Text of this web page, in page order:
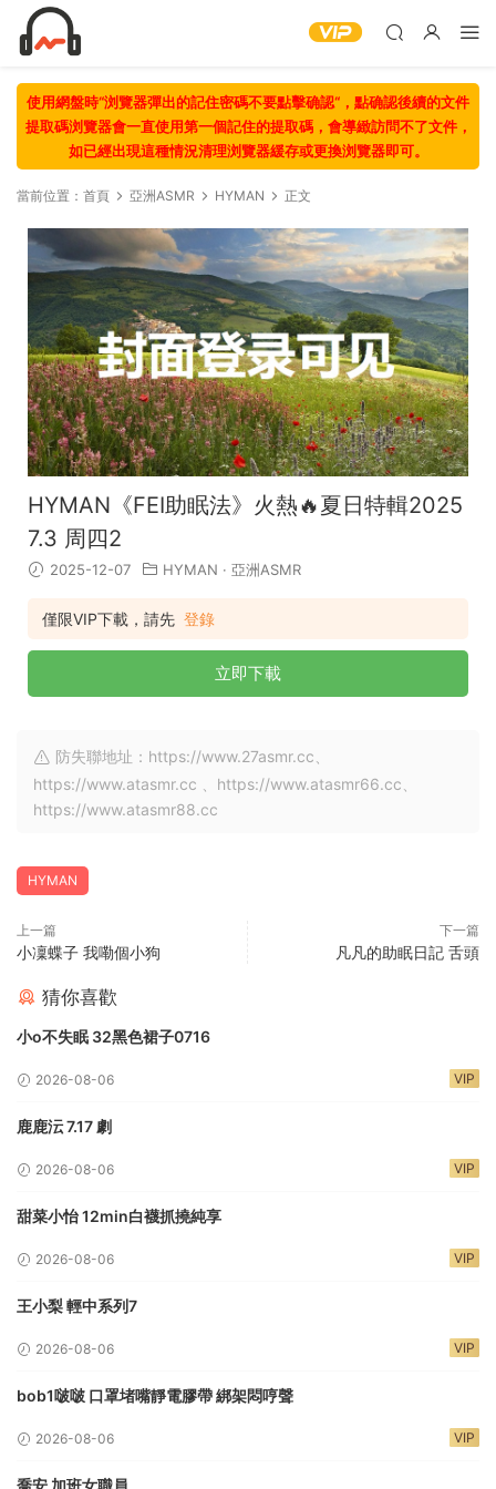
使用網盤時“浏覽器彈出的記住密碼不要點擊确認“，點确認後續的文件
提取碼浏覽器會一直使用第一個記住的提取碼，會導緻訪問不了文件，
如已經出現這種情況清理浏覽器緩存或更換浏覽器即可。
當前位置： 首頁 亞洲ASMR HYMAN 正文
HYMAN《FEI助眠法》火熱🔥夏日特輯2025
7.3 周四2
2025-12-07 HYMAN · 亞洲ASMR
僅限VIP下載，請先 登錄
立即下載
防失聯地址：https://www.27asmr.cc、
https://www.atasmr.cc 、https://www.atasmr66.cc、
https://www.atasmr88.cc
HYMAN
上一篇
小凜蝶子 我嘞個小狗
下一篇
凡凡的助眠日記 舌頭
猜你喜歡
小o不失眠 32黑色裙子0716
2026-08-06 VIP
鹿鹿沄 7.17 劇
2026-08-06 VIP
甜菜小怡 12min白襪抓撓純享
2026-08-06 VIP
王小梨 輕中系列7
2026-08-06 VIP
bob1啵啵 口罩堵嘴靜電膠帶 綁架悶哼聲
2026-08-06 VIP
喬安 加班女職員